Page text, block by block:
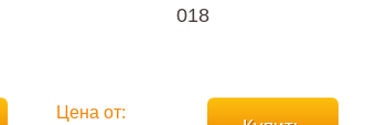
018
Цена от: